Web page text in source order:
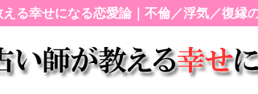
える幸せになる恋愛論｜不倫／浮気／復縁